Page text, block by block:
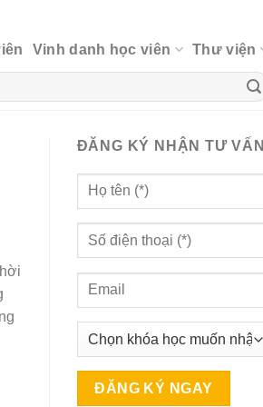
Vinh danh học viên Thư viện
ĐĂNG KÝ NHẬN TƯ VẤN